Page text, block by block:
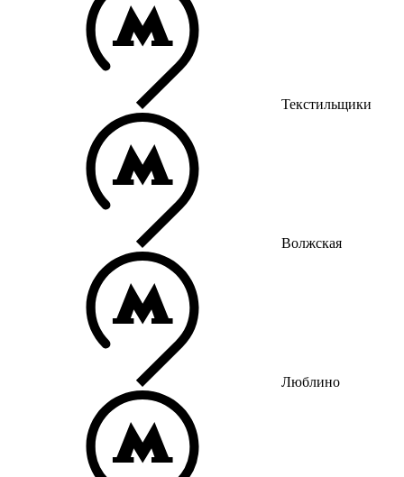
Текстильщики
Волжская
Люблино